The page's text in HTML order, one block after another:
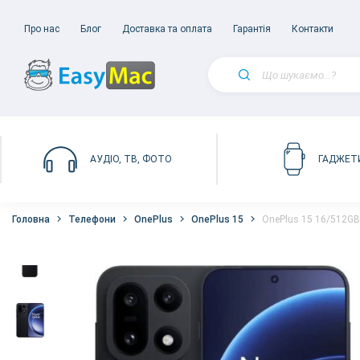
Про нас Блог Доставка та оплата Гарантія Контакти
АУДІО, ТВ, ФОТО
Головна Телефони OnePlus OnePlus 15 OnePlus 15 16/